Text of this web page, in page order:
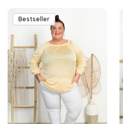
Bestseller